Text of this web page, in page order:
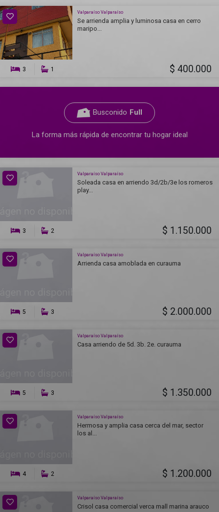
Valparaíso Valparaíso
Se arrienda amplia y luminosa casa en cerro
maripo...
3 1 $ 400.000
Busconido Full
La forma más rápida de encontrar tu hogar ideal
Valparaíso Valparaíso
Soleada casa en arriendo 3d/2b/3e los romeros
play...
3 2 $ 1.150.000
Valparaíso Valparaíso
Arrienda casa amoblada en curauma
5 3 $ 2.000.000
Valparaíso Valparaíso
Casa arriendo de 5d. 3b. 2e. curauma
5 3 $ 1.350.000
Valparaíso Valparaíso
Hermosa y amplia casa cerca del mar, sector
los al...
4 2 $ 1.200.000
Valparaíso Valparaíso
Crisol casa comercial verca mall marina arauco